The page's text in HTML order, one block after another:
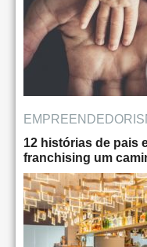
12 histórias de pais
franchising um